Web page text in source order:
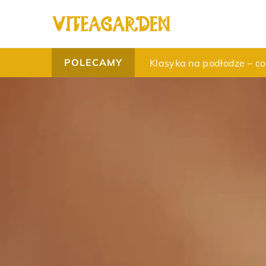
POLECAMY Jak stworzyć przytulną
Klasyka na podłodze –
Jak wybrać optymalną